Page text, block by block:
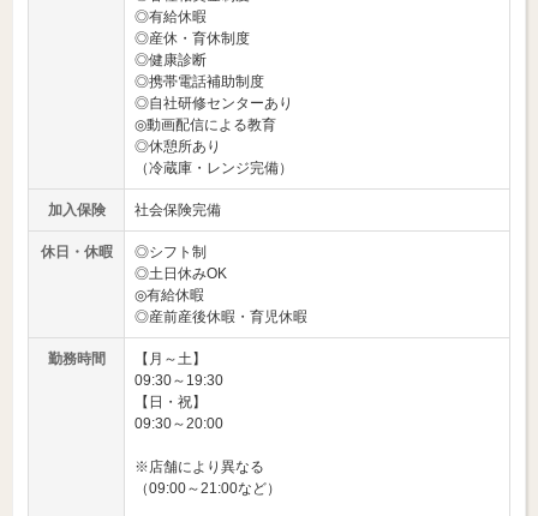
◎有給休暇
◎産休・育休制度
◎健康診断
◎携帯電話補助制度
◎自社研修センターあり
◎動画配信による教育
◎休憩所あり
（冷蔵庫・レンジ完備）
加入保険 社会保険完備
休日・休暇
◎シフト制
◎土日休みOK
◎有給休暇
◎産前産後休暇・育児休暇
勤務時間
【月～土】
09:30～19:30
【日・祝】
09:30～20:00
※店舗により異なる
（09:00～21:00など）